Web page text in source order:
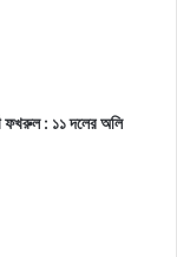
ফখরুল : ১১ দলের অলি